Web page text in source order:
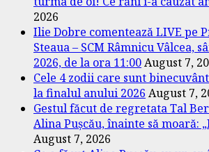
2026
Ilie Dobre comentează LIVE pe
Steaua – SCM Râmnicu Vâlcea,
2026, de la ora 11:00August 7,
Cele 4 zodii care sunt
la finalul anului 2026 August 7,
Gestul făcut de regretata Tal
Alina Pușcău, înainte să moară:
August 7, 2026